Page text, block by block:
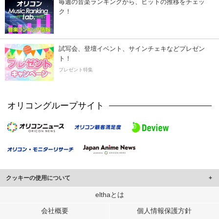
毎週の音楽ランキングから、ヒットの推移をチェッ
ク！
試写会、登壇イベント、サインチェキなどプレゼン
ト！
プレゼント特集
オリコングループサイト
クッキーの使用について
このサイトでは Cookie を使用して、ユーザーに合わせたコンテンツや広告の
行っています。
elthaとは
会社概要 個人情報保護方針